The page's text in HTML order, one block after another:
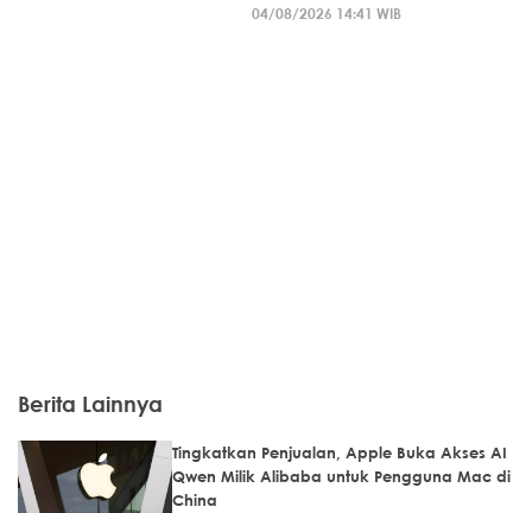
04/08/2026 14:41 WIB
Berita Lainnya
Tingkatkan Penjualan, Apple Buka Akses AI
Qwen Milik Alibaba untuk Pengguna Mac di
China